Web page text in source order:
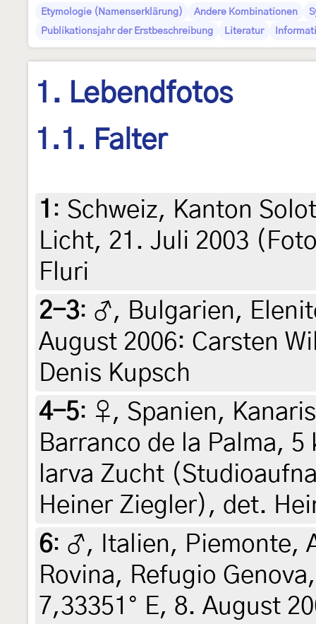
Etymologie (Namenserklärung) Andere Kombinationen
Publikationsjahr der Erstbeschreibung
Literatur
1. Lebendfotos
1.1. Falter
1 : Schweiz, Kanton
Licht, 21. Juli 2003
Fluri
2-3: ♂, Bulgarien,
August 2006: Carsten
Denis Kupsch
4-5: ♀, Spanien,
Barranco de la Palma,
larva Zucht
Heiner Ziegler), det.
6: ♂, Italien, Piemonte,
Rovina, Refugio
7,33351° E, 8. August